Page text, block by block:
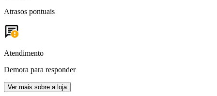
Atrasos pontuais
Atendimento
Demora para responder
Ver mais sobre a loja